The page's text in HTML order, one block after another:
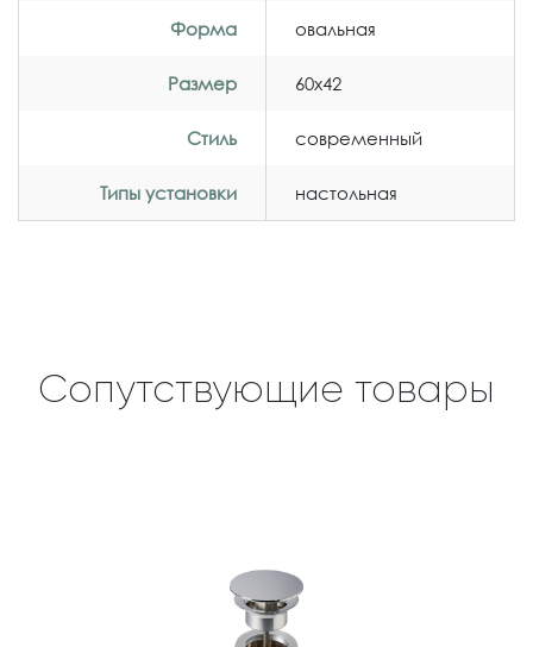
Форма овальная
Размер 60x42
Стиль современный
Типы установки настольная
Сопутствующие товары